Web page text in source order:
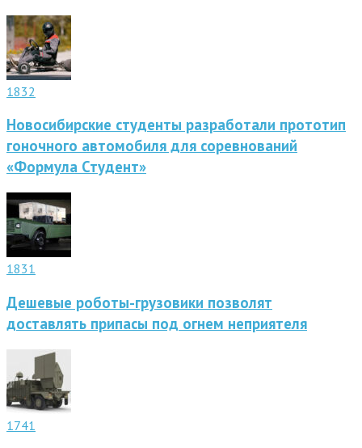
1832
Новосибирские студенты разработали прототип
гоночного автомобиля для соревнований
«Формула Студент»
1831
Дешевые роботы-грузовики позволят
доставлять припасы под огнем неприятеля
1741